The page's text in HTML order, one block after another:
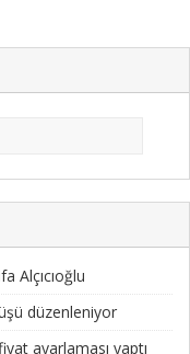
Alçıcıoğlu
düzenleniyor
ayarlaması yaptı